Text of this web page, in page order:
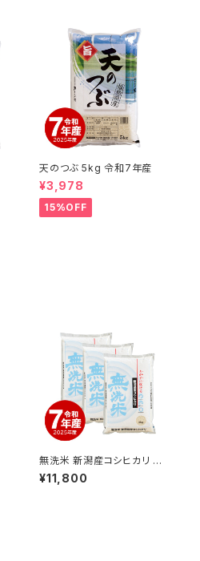
天のつぶ 5kg 令和7年産
¥3,978
15%OFF
無洗米 新潟産コシヒカリ お
米 15kg 令和7年産
¥11,800